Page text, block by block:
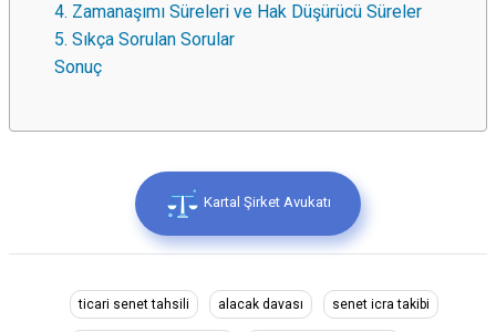
4. Zamanaşımı Süreleri ve Hak Düşürücü Süreler
5. Sıkça Sorulan Sorular
Sonuç
Kartal Şirket Avukatı
ticari senet tahsili alacak davası senet icra takibi